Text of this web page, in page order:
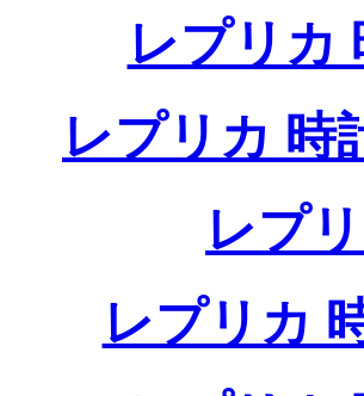
レプリカ
レプリカ 時
レプ
レプリカ